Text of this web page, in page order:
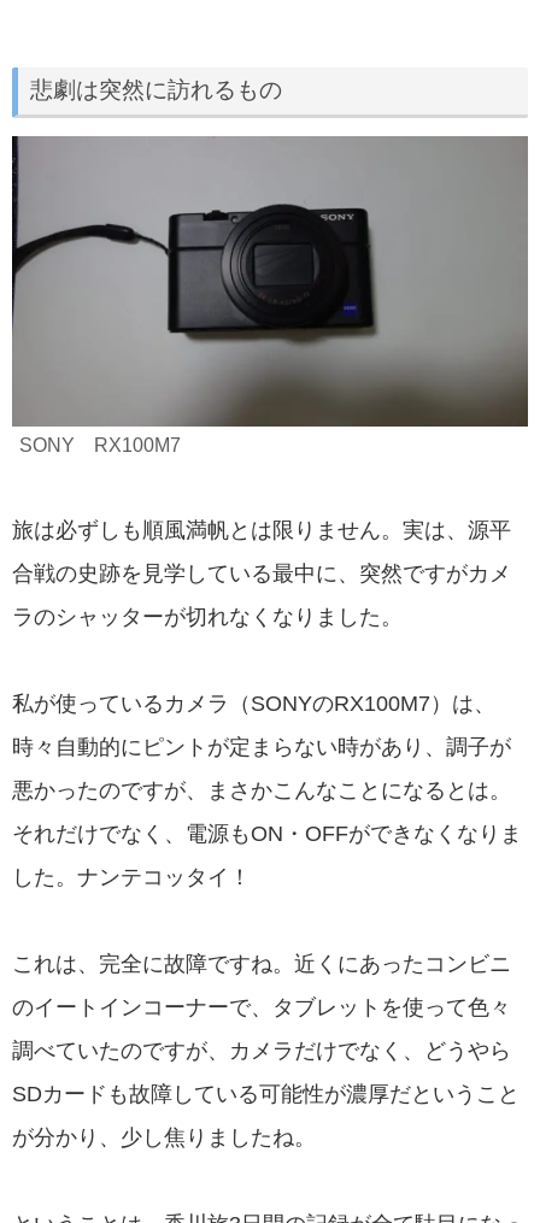
悲劇は突然に訪れるもの
SONY RX100M7
旅は必ずしも順風満帆とは限りません。実は、源平
合戦の史跡を見学している最中に、突然ですがカメ
ラのシャッターが切れなくなりました。
私が使っているカメラ（SONYのRX100M7）は、
時々自動的にピントが定まらない時があり、調子が
悪かったのですが、まさかこんなことになるとは。
それだけでなく、電源もON・OFFができなくなりま
した。ナンテコッタイ！
これは、完全に故障ですね。近くにあったコンビニ
のイートインコーナーで、タブレットを使って色々
調べていたのですが、カメラだけでなく、どうやら
SDカードも故障している可能性が濃厚だということ
が分かり、少し焦りましたね。